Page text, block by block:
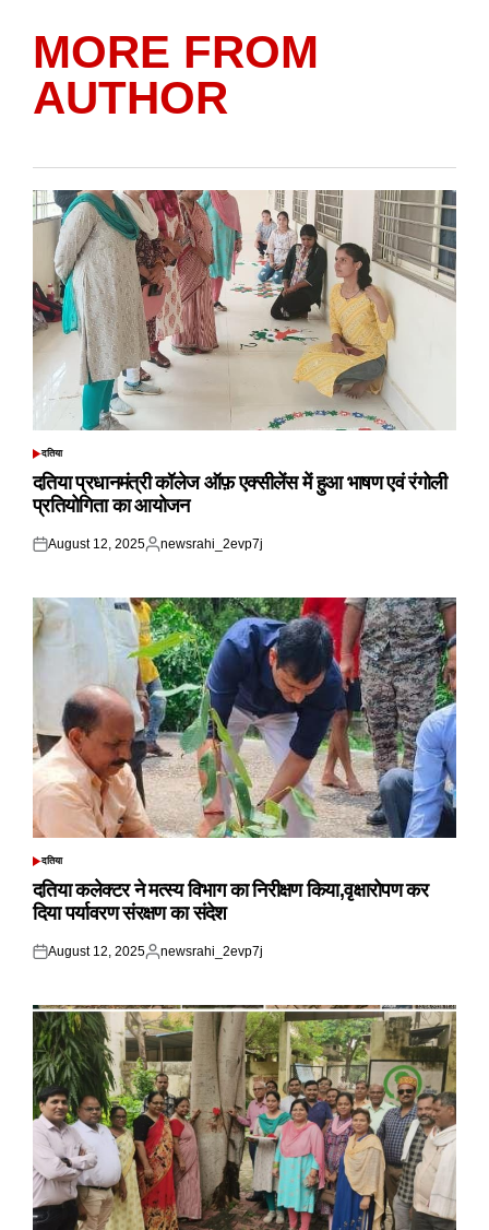
MORE FROM
AUTHOR
POSTED
दतिया
दतिया प्रधानमंत्री कॉलेज ऑफ़ एक्सीलेंस में हुआ भाषण एवं रंगोली
प्रतियोगिता का आयोजन
Posted
August 12, 2025
Posted
newsrahi_2evp7j
POSTED
दतिया
दतिया कलेक्टर ने मत्स्य विभाग का निरीक्षण किया,वृक्षारोपण कर
दिया पर्यावरण संरक्षण का संदेश
Posted
August 12, 2025
Posted
newsrahi_2evp7j